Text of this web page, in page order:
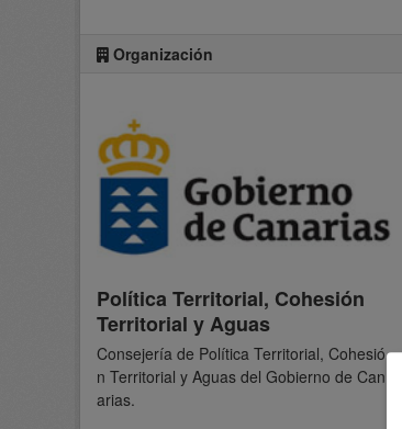
Organización
Política Territorial, Cohesión
Territorial y Aguas
Consejería de Política Territorial, Cohesió
n Territorial y Aguas del Gobierno de Can
arias.